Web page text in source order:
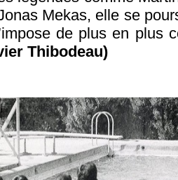
Mekas, elle se
de plus en plus
Thibodeau)